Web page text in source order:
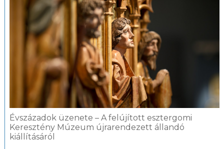
Évszázadok üzenete – A felújított esztergomi
Keresztény Múzeum újrarendezett állandó
kiállításáról